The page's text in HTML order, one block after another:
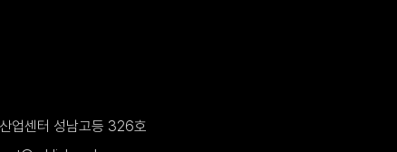
업센터 성남고등 326호